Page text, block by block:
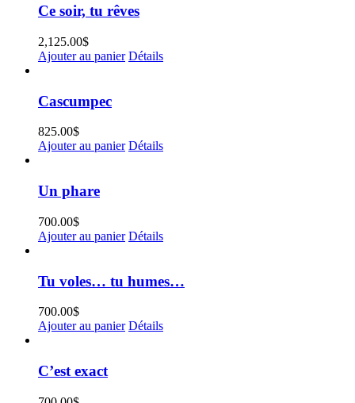
Ce soir, tu rêves
2,125.00$
Ajouter au panier Détails
Cascumpec
825.00$
Ajouter au panier Détails
Un phare
700.00$
Ajouter au panier Détails
Tu voles… tu humes…
700.00$
Ajouter au panier Détails
C’est exact